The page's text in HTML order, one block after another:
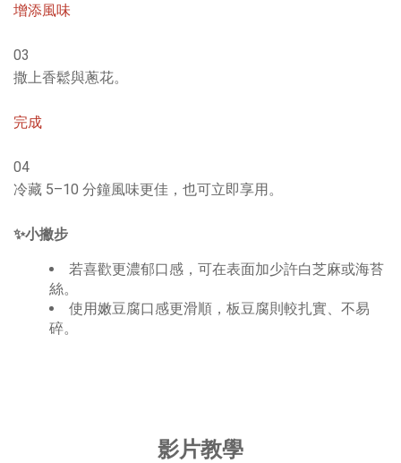
增添風味
03
撒上香鬆與蔥花。
完成
04
冷藏 5–10 分鐘風味更佳，也可立即享用。
✨小撇步
若喜歡更濃郁口感，可在表面加少許白芝麻或海苔
絲。
使用嫩豆腐口感更滑順，板豆腐則較扎實、不易
碎。
影片教學